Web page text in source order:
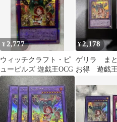
¥ 2,777
ウィッチクラフト・ピ
ューピルズ 遊戯王OCG
¥2,178
ゲリラ ま
お得 遊戯
ルズ シク、